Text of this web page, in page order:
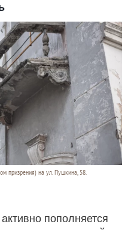
призрения) на ул. Пушкина, 58.
пополняется